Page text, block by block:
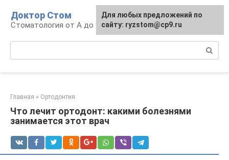
контенту
Доктор Стом
Стоматология от А до Я
Главная » Ортодонтия
Что лечит ортодонт: какими болезнями
занимается этот врач
Для любых предложений по
сайту: ryzstom@cp9.ru